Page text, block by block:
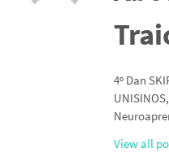
4º Dan
View all